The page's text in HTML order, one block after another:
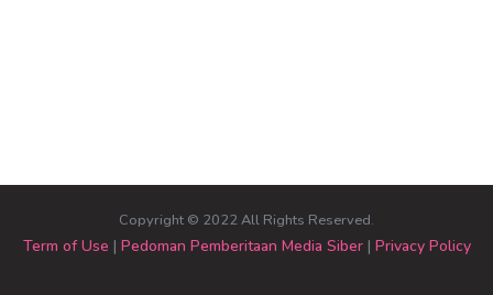
Copyright © 2022 All Rights Reserved.
Term of Use | Pedoman Pemberitaan Media Siber| Privacy Policy